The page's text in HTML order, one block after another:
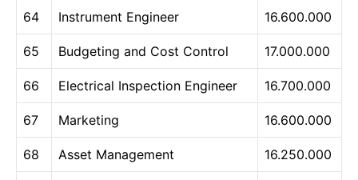
64 Instrument Engineer 16.600.000
65 Budgeting and Cost Control 17.000.000
66 Electrical Inspection Engineer 16.700.000
67 Marketing 16.600.000
68 Asset Management 16.250.000